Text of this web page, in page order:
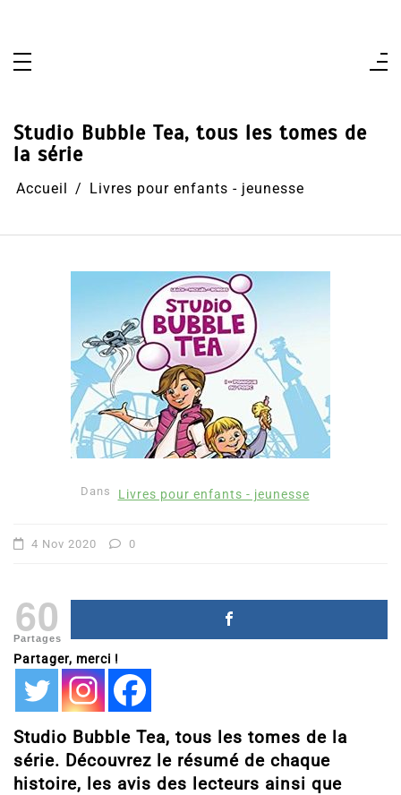
Studio Bubble Tea, tous les tomes de
la série
Accueil Livres pour enfants - jeunesse
Dans Livres pour enfants - jeunesse
4 Nov 2020 0
60
Partages
Partager, merci !
Studio Bubble Tea, tous les tomes de la
série. Découvrez le résumé de chaque
histoire, les avis des lecteurs ainsi que